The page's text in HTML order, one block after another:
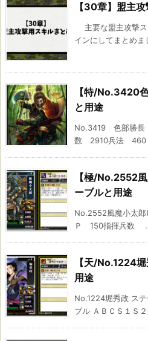
【30章】盟主
主要な盟主攻撃ス
インにしてまとめ
【特/No.3420
と用途
No.3419 色部勝
数 2910兵法 460
【極/No.2552
ーブルと用途
No.2552風魔小太
Ｐ 150指揮兵数
【天/No.1224
用途
No.1224堀秀政 ス
ブル ＡＢＣＳ１Ｓ